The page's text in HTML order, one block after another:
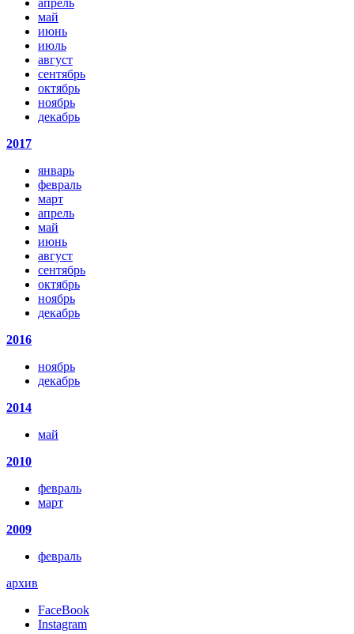
май
июнь
июль
август
сентябрь
октябрь
ноябрь
декабрь
2017
январь
февраль
март
апрель
май
июнь
август
сентябрь
октябрь
ноябрь
декабрь
2016
ноябрь
декабрь
2014
май
2010
февраль
март
2009
февраль
архив
FaceBook
Instagram